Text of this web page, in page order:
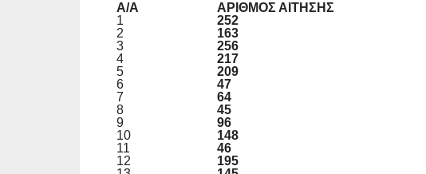
Α/Α ΑΡΙΘΜΟΣ ΑΙΤΗΣΗΣ
1
252
2
163
3
256
4
217
5
209
6
47
7
64
8
45
9
96
10
148
11
46
12
195